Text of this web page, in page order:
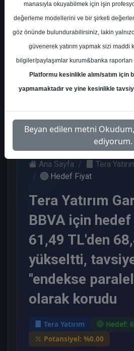
Kurum
21
Al
11
Tut
1
Endeks
Get.
7
Salı, 10 Ekim 2023
Ana Sayfa Tera
Hedef Fiyat
Tera Yatırım
BBVA için hedef
61,49 TL'den
yükseltti,
"endekse
olarak korudu
Tera Yatırım
Hedef:
Potansiyel: %0.00
manasıyla okuyabilmek için işin
değerleme modellerini ve bir şirketi
göz önünde bulundurabilirsiniz, lakin
güvenerek yatırım yapmak sizi maddi
bilgiler/paylaşımlar kurum&banka
Platformu kesinlikle alım/satım için
yapmamaktadır ve yine kesinlikle
Beyan edilen metni Okudum,
ediyorum.